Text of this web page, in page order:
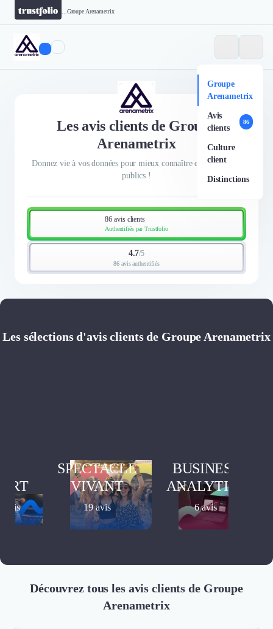
Groupe Arenametrix
Groupe
Arenametrix
Avis
clients
86
Culture
client
Distinctions
Les avis clients de Groupe
Arenametrix
Donnez vie à vos données pour mieux connaître et toucher vos
publics !
86 avis clients
Authentifiés par Trustfolio
4.7/5
86 avis authentifiés
Les sélections d'avis clients de Groupe Arenametrix
avis
SPECTACLE
VIVANT
19 avis
BUSINESS
ANALYTICS
6 avis
Découvrez tous les avis clients de Groupe
Arenametrix